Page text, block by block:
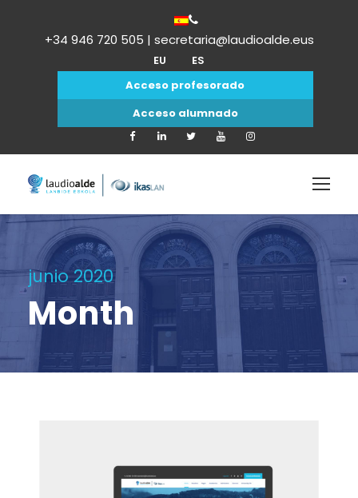
+34 946 720 505 | secretaria@laudioalde.eus
EU
ES
Acceso profesorado
Acceso alumnado
junio 2020
Month